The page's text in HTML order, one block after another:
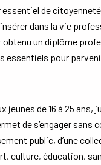
de
dans la vie
un diplôme
pour
jeunes de 16 à 25
de s’engager sans
public, d’une
culture, éducation,